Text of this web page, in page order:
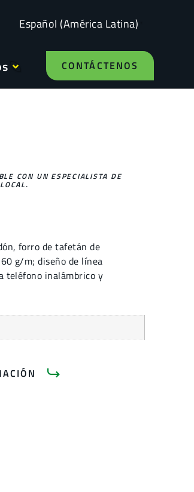
Español (América Latina)
CONTÁCTENOS
CON UN ESPECIALISTA DE
forro de tafetán de
g/m; diseño de línea
teléfono inalámbrico y